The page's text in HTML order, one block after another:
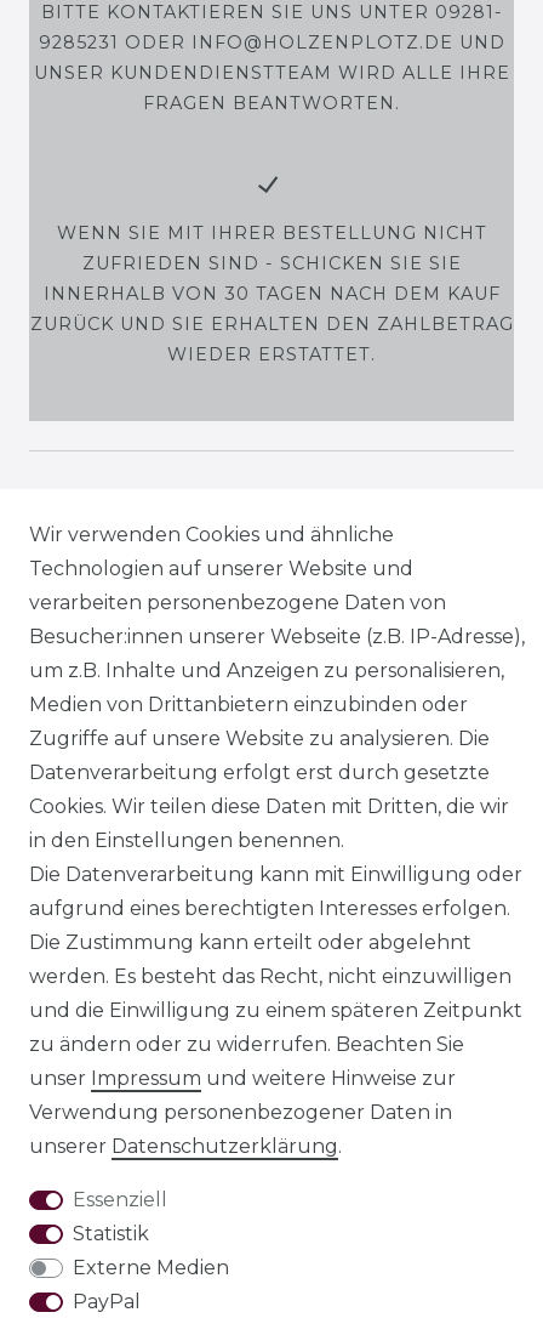
BITTE KONTAKTIEREN SIE UNS UNTER 09281-
9285231 ODER INFO@HOLZENPLOTZ.DE UND
UNSER KUNDENDIENSTTEAM WIRD ALLE IHRE
FRAGEN BEANTWORTEN.
WENN SIE MIT IHRER BESTELLUNG NICHT
ZUFRIEDEN SIND - SCHICKEN SIE SIE
INNERHALB VON 30 TAGEN NACH DEM KAUF
ZURÜCK UND SIE ERHALTEN DEN ZAHLBETRAG
WIEDER ERSTATTET.
MEIN KONTO
SERVICE
Holzenplotz
Impressum Daten­schutz­erklärung
AGB Barrierefreiheitserklärung
Widerrufs­recht
VERTRAG WIDERRUFEN
Wir verwenden Cookies und ähnliche
Technologien auf unserer Website und
verarbeiten personenbezogene Daten von
Besucher:innen unserer Webseite (z.B. IP-Adresse),
um z.B. Inhalte und Anzeigen zu personalisieren,
Medien von Drittanbietern einzubinden oder
Zugriffe auf unsere Website zu analysieren. Die
Datenverarbeitung erfolgt erst durch gesetzte
Cookies. Wir teilen diese Daten mit Dritten, die wir
in den Einstellungen benennen.
Die Datenverarbeitung kann mit Einwilligung oder
aufgrund eines berechtigten Interesses erfolgen.
Die Zustimmung kann erteilt oder abgelehnt
werden. Es besteht das Recht, nicht einzuwilligen
und die Einwilligung zu einem späteren Zeitpunkt
zu ändern oder zu widerrufen. Beachten Sie
unser Impressum und weitere Hinweise zur
Verwendung personenbezogener Daten in
unserer Daten­schutz­erklärung.
Essenziell
Statistik
Externe Medien
PayPal